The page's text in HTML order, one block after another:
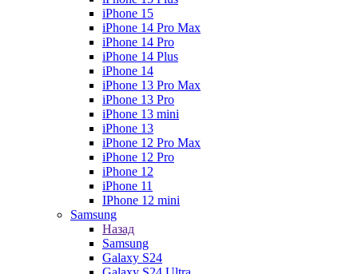
iPhone 15
iPhone 14 Pro Max
iPhone 14 Pro
iPhone 14 Plus
iPhone 14
iPhone 13 Pro Max
iPhone 13 Pro
iPhone 13 mini
iPhone 13
iPhone 12 Pro Max
iPhone 12 Pro
iPhone 12
iPhone 11
IPhone 12 mini
Samsung
Назад
Samsung
Galaxy S24